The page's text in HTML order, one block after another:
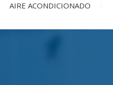
AIRE ACONDICIONADO